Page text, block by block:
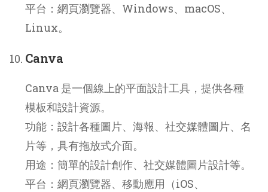
平台：網頁瀏覽器、Windows、macOS、
Linux。
Canva
Canva 是一個線上的平面設計工具，提供各種
模板和設計資源。
功能：設計各種圖片、海報、社交媒體圖片、名
片等，具有拖放式介面。
用途：簡單的設計創作、社交媒體圖片設計等。
平台：網頁瀏覽器、移動應用（iOS、